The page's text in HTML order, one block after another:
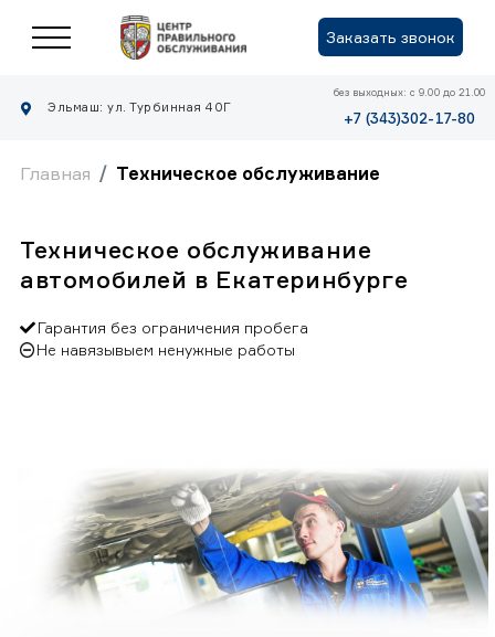
Заказать звонок
Эльмаш: ул. Турбинная 40Г
без выходных: с 9.00 до 21.00
+7 (343)302-17-80
Главная Техническое обслуживание
Техническое обслуживание
автомобилей в Екатеринбурге
Гарантия без ограничения пробега
Не навязывыем ненужные работы